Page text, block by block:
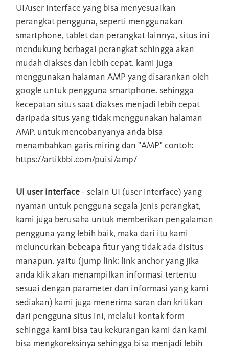
UI/user interface yang bisa menyesuaikan
perangkat pengguna, seperti menggunakan
smartphone, tablet dan perangkat lainnya, situs ini
mendukung berbagai perangkat sehingga akan
mudah diakses dan lebih cepat. kami juga
menggunakan halaman AMP yang disarankan oleh
google untuk pengguna smartphone. sehingga
kecepatan situs saat diakses menjadi lebih cepat
daripada situs yang tidak menggunakan halaman
AMP. untuk mencobanyanya anda bisa
menambahkan garis miring dan "AMP" contoh:
https://artikbbi.com/puisi/amp/
UI user interface - selain UI (user interface) yang
nyaman untuk pengguna segala jenis perangkat,
kami juga berusaha untuk memberikan pengalaman
pengguna yang lebih baik, maka dari itu kami
meluncurkan bebeapa fitur yang tidak ada disitus
manapun. yaitu (jump link: link anchor yang jika
anda klik akan menampilkan informasi tertentu
sesuai dengan parameter dan informasi yang kami
sediakan) kami juga menerima saran dan kritikan
dari pengguna situs ini, melalui kontak form
sehingga kami bisa tau kekurangan kami dan kami
bisa mengkoreksinya sehingga bisa menjadi lebih